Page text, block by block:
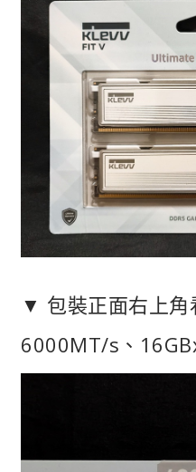
▼ 包裝正面右上角
6000MT/s、